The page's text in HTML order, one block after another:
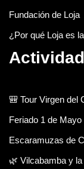
Fundación de Loja
¿Por qué Loja es
🎒 Tour Virgen del
Feriado 1 de
Escaramuzas de
🌿 Vilcabamba y